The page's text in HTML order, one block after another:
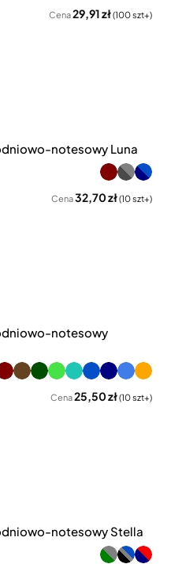
Cena29,91 zł(100 szt+)
notesowy Luna
Cena32,70 zł(10 szt+)
notesowy
Cena25,50 zł(10 szt+)
notesowy Stella